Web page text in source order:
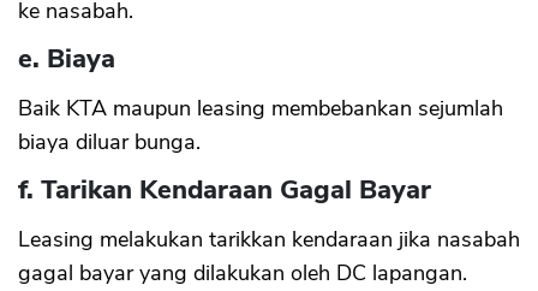
ke nasabah.
e. Biaya
Baik KTA maupun leasing membebankan sejumlah
biaya diluar bunga.
f. Tarikan Kendaraan Gagal Bayar
Leasing melakukan tarikkan kendaraan jika nasabah
gagal bayar yang dilakukan oleh DC lapangan.